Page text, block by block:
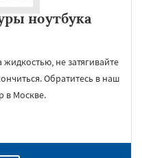
ноутбука
не затягивайте
Обратитесь в наш
в Москве.